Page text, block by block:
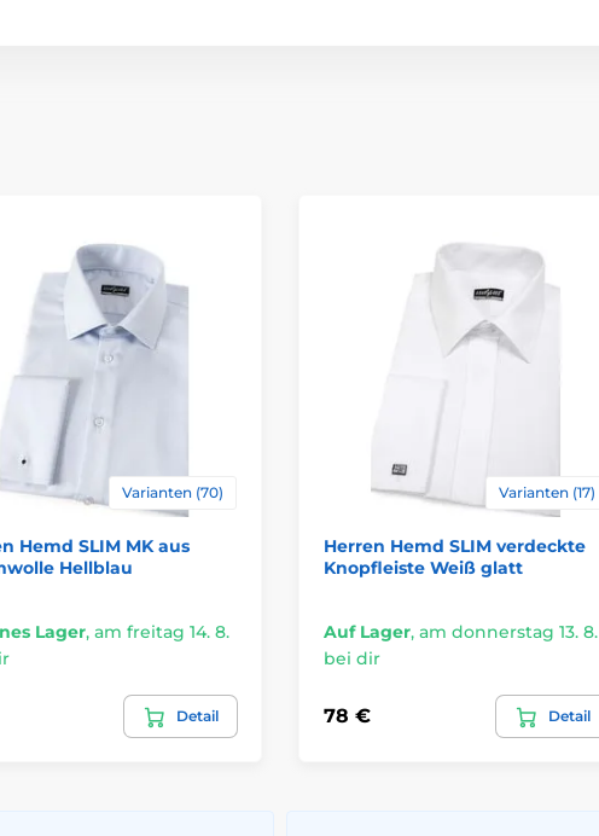
Varianten (70)
Hemd SLIM MK aus
Hellblau
Lager, am freitag 14. 8.
Detail
Varianten (17)
Herren Hemd SLIM verdeckte
Knopfleiste Weiß glatt
Auf Lager, am donnerstag 13. 8.
bei dir
78 € Detail